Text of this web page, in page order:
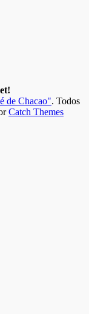
de Chacao". Todos
Catch Themes